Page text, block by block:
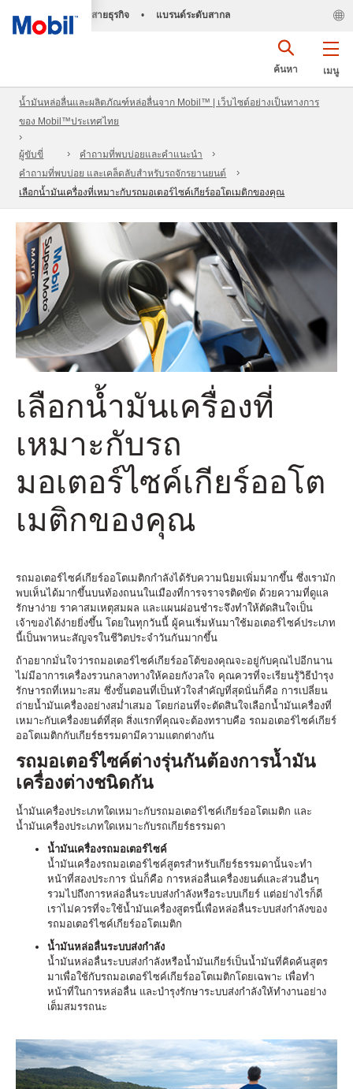
สายธุรกิจ • แบรนด์ระดับสากล
เมนู
ค้นหา
น้ำมันหล่อลื่นและผลิตภัณฑ์หล่อลื่นจาก Mobil™ | เว็บไซต์อย่างเป็นทางการ
ของ Mobil™ประเทศไทย
ผู้ขับขี่
คำถามที่พบบ่อยและคำแนะนำ
คำถามที่พบบ่อย และเคล็ดลับสำหรับรถจักรยานยนต์
เลือกน้ำมันเครื่องที่เหมาะกับรถมอเตอร์ไซค์เกียร์ออโตเมติกของคุณ
เลือกน้ำมันเครื่องที่
เหมาะกับรถ
มอเตอร์ไซค์เกียร์ออโต
เมติกของคุณ
รถมอเตอร์ไซค์เกียร์ออโตเมติกกำลังได้รับความนิยมเพิ่มมากขึ้น ซึ่งเรามัก
พบเห็นได้มากขึ้นบนท้องถนนในเมืองที่การจราจรติดขัด ด้วยความที่ดูแล
รักษาง่าย ราคาสมเหตุสมผล และแผนผ่อนชำระจึงทำให้ตัดสินใจเป็น
เจ้าของได้ง่ายยิ่งขึ้น โดยในทุกวันนี้ ผู้คนเริ่มหันมาใช้มอเตอร์ไซค์ประเภท
นี้เป็นพาหนะสัญจรในชีวิตประจำวันกันมากขึ้น
ถ้าอยากมั่นใจว่ารถมอเตอร์ไซค์เกียร์ออโต้ของคุณจะอยู่กับคุณไปอีกนาน
ไม่มีอาการเครื่องรวนกลางทางให้คอยกังวลใจ คุณควรที่จะเรียนรู้วิธีบำรุง
รักษารถที่เหมาะสม ซึ่งขั้นตอนที่เป็นหัวใจสำคัญที่สุดนั่นก็คือ การเปลี่ยน
ถ่ายน้ำมันเครื่องอย่างสม่ำเสมอ โดยก่อนที่จะตัดสินใจเลือกน้ำมันเครื่องที่
เหมาะกับเครื่องยนต์ที่สุด สิ่งแรกที่คุณจะต้องทราบคือ รถมอเตอร์ไซค์เกียร์
ออโตเมติกกับเกียร์ธรรมดามีความแตกต่างกัน
รถมอเตอร์ไซค์ต่างรุ่นกันต้องการน้ำมัน
เครื่องต่างชนิดกัน
น้ำมันเครื่องประเภทใดเหมาะกับรถมอเตอร์ไซค์เกียร์ออโตเมติก และ
น้ำมันเครื่องประเภทใดเหมาะกับรถเกียร์ธรรมดา
น้ำมันเครื่องรถมอเตอร์ไซค์
น้ำมันเครื่องรถมอเตอร์ไซค์สูตรสำหรับเกียร์ธรรมดานั้นจะทำ
หน้าที่สองประการ นั่นก็คือ การหล่อลื่นเครื่องยนต์และส่วนอื่นๆ
รวมไปถึงการหล่อลื่นระบบส่งกำลังหรือระบบเกียร์ แต่อย่างไรก็ดี
เราไม่ควรที่จะใช้น้ำมันเครื่องสูตรนี้เพื่อหล่อลื่นระบบส่งกำลังของ
รถมอเตอร์ไซค์เกียร์ออโตเมติก
น้ำมันหล่อลื่นระบบส่งกำลัง
น้ำมันหล่อลื่นระบบส่งกำลังหรือน้ำมันเกียร์เป็นน้ำมันที่คิดค้นสูตร
มาเพื่อใช้กับรถมอเตอร์ไซค์เกียร์ออโตเมติกโดยเฉพาะ เพื่อทำ
หน้าที่ในการหล่อลื่น และบำรุงรักษาระบบส่งกำลังให้ทำงานอย่าง
เต็มสมรรถนะ